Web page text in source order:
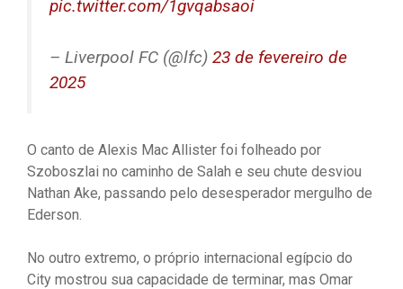
pic.twitter.com/1gvqabsaoi
– Liverpool FC (@lfc) 23 de fevereiro de
2025
O canto de Alexis Mac Allister foi folheado por
Szoboszlai no caminho de Salah e seu chute desviou
Nathan Ake, passando pelo desesperador mergulho de
Ederson.
No outro extremo, o próprio internacional egípcio do
City mostrou sua capacidade de terminar, mas Omar